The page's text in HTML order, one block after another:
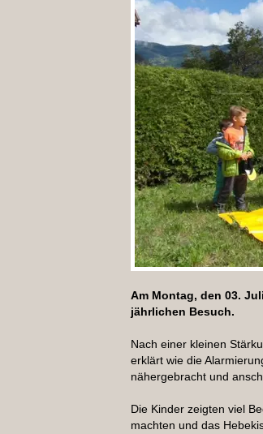
Am Montag, den 03.
jährlichen Besuch.
Nach einer kleinen
erklärt wie die
nähergebracht und
Die Kinder zeigten viel
machten und das